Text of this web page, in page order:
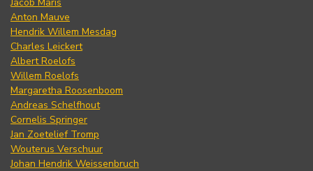
Anton Mauve
Hendrik Willem Mesdag
Charles Leickert
Albert Roelofs
Willem Roelofs
Margaretha Roosenboom
Andreas Schelfhout
Cornelis Springer
Jan Zoetelief Tromp
Wouterus Verschuur
Johan Hendrik Weissenbruch